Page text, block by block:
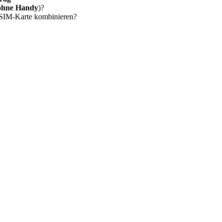
Handy)?
Karte kombinieren?